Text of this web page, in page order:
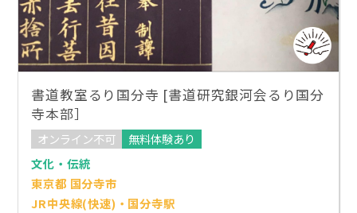
書道教室るり国分寺 [書道研究銀河会るり国分
寺本部］
オンライン不可
無料体験あり
文化・伝統
東京都 国分寺市
JR中央線(快速)・国分寺駅